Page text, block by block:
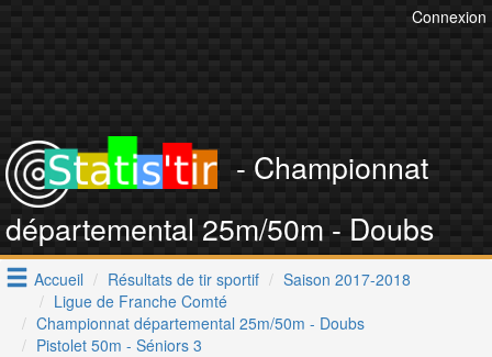
Connexion
- Championnat
départemental 25m/50m - Doubs
Accueil Résultats de tir sportif
Saison 2017-2018
Ligue de Franche Comté
Championnat départemental 25m/50m - Doubs
Pistolet 50m - Séniors 3